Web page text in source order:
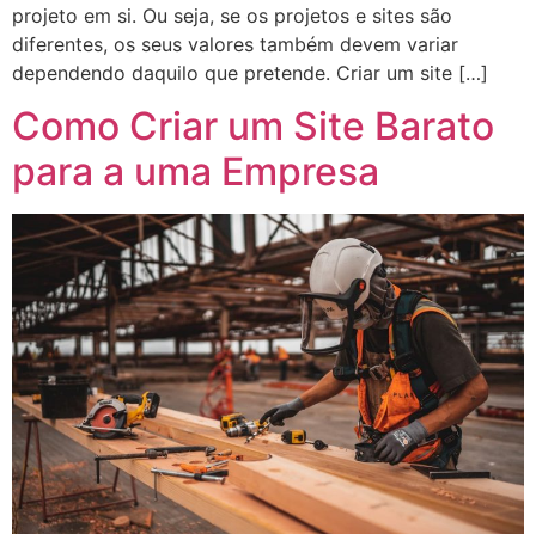
projeto em si. Ou seja, se os projetos e sites são
diferentes, os seus valores também devem variar
dependendo daquilo que pretende. Criar um site […]
Como Criar um Site Barato
para a uma Empresa